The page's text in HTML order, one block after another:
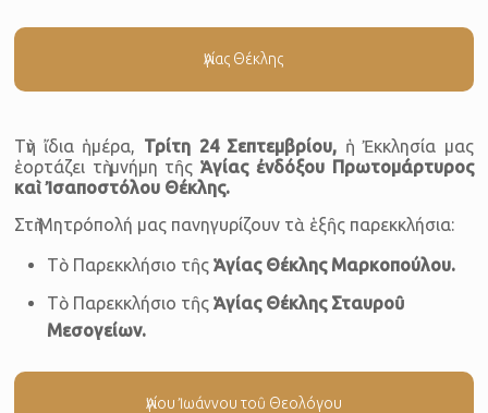
Ἁγίας Θέκλης
Τὴν ἴδια ἡμέρα, Τρίτη 24 Σεπτεμβρίου, ἡ Ἐκκλησία μας
ἑορτάζει τὴ μνήμη τῆςἉγίας ἐνδόξου Πρωτομάρτυρος
καὶ Ἰσαποστόλου Θέκλης.
Στὴ Μητρόπολή μας πανηγυρίζουν τὰ ἑξῆς παρεκκλήσια:
Τὸ Παρεκκλήσιο τῆς Ἁγίας Θέκλης Μαρκοπούλου.
Τὸ Παρεκκλήσιο τῆς Ἁγίας Θέκλης Σταυροῦ
Μεσογείων.
Ἁγίου Ἰωάννου τοῦ Θεολόγου